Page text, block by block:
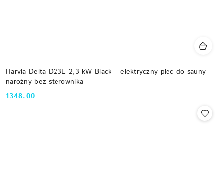
Harvia Delta D23E 2,3 kW Black – elektryczny piec do sauny
narożny bez sterownika
Cena:
1348.00